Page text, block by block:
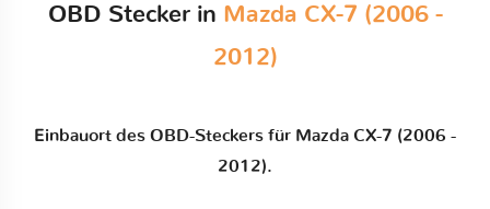
OBD Stecker in Mazda CX-7 (2006 -
2012)
Einbauort des OBD-Steckers für Mazda CX-7 (2006 -
2012).